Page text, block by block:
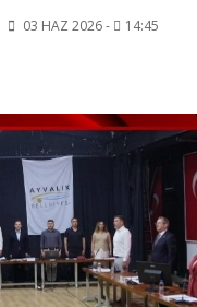
03 HAZ 2026 - 14:45